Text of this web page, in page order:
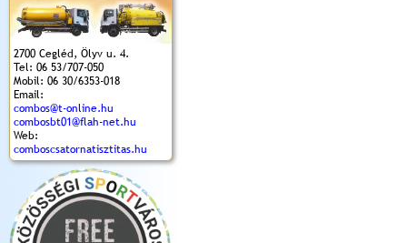
2700 Cegléd, Ölyv u. 4.
Tel: 06 53/707-050
Mobil: 06 30/6353-018
Email:
combos@t-online.hu
combosbt01@flah-net.hu
Web:
comboscsatornatisztitas.hu